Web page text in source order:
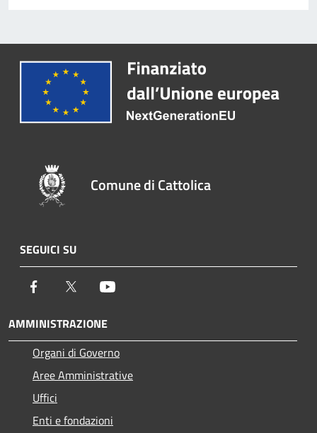
Comune di Cattolica
SEGUICI SU
Facebook Twitter
AMMINISTRAZIONE
Organi di Governo
Aree Amministrative
Uffici
Enti e fondazioni